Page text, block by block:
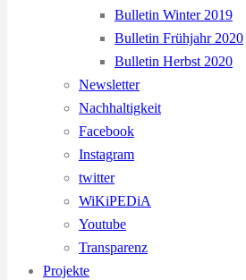
Bulletin Winter 2019
Bulletin Frühjahr 2020
Bulletin Herbst 2020
Newsletter
Nachhaltigkeit
Facebook
Instagram
twitter
WiKiPEDiA
Youtube
Transparenz
Projekte